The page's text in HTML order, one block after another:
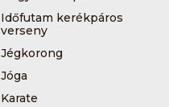
Időfutam kerékpáros
verseny
Jégkorong
Jóga
Karate